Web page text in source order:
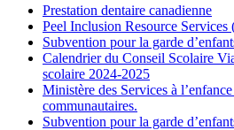
Prestation dentaire canadienne
Peel Inclusion Resource Services
Subvention pour la garde
Calendrier du Conseil Scolaire
scolaire 2024-2025
Ministère des Services à
communautaires.
Subvention pour la garde